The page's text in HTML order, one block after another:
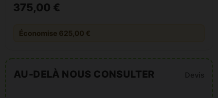
375,00 €
Économise 625,00 €
AU-DELÀ NOUS CONSULTER